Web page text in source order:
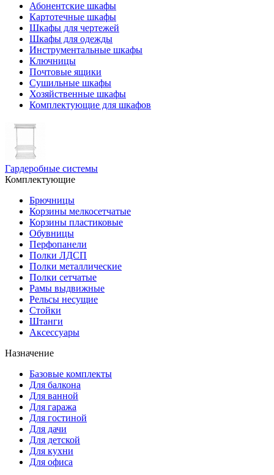
Абонентские шкафы
Картотечные шкафы
Шкафы для чертежей
Шкафы для одежды
Инструментальные шкафы
Ключницы
Почтовые ящики
Сушильные шкафы
Хозяйственные шкафы
Комплектующие для шкафов
Гардеробные системы
Комплектующие
Брючницы
Корзины мелкосетчатые
Корзины пластиковые
Обувницы
Перфопанели
Полки ЛДСП
Полки металлические
Полки сетчатые
Рамы выдвижные
Рельсы несущие
Стойки
Штанги
Аксессуары
Назначение
Базовые комплекты
Для балкона
Для ванной
Для гаража
Для гостиной
Для дачи
Для детской
Для кухни
Для офиса